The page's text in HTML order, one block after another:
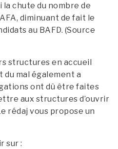
chute du nombre de
diminuant de fait le
au BAFD. (Source
structures en accueil
mal également a
ont dû être faites
aux structures d’ouvrir
rédaj vous propose un
sur :